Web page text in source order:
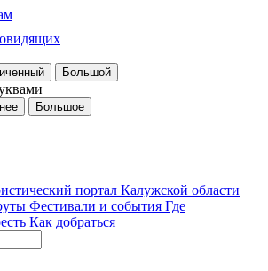
Большой
Большое
Фестивали и события Где
Как добраться